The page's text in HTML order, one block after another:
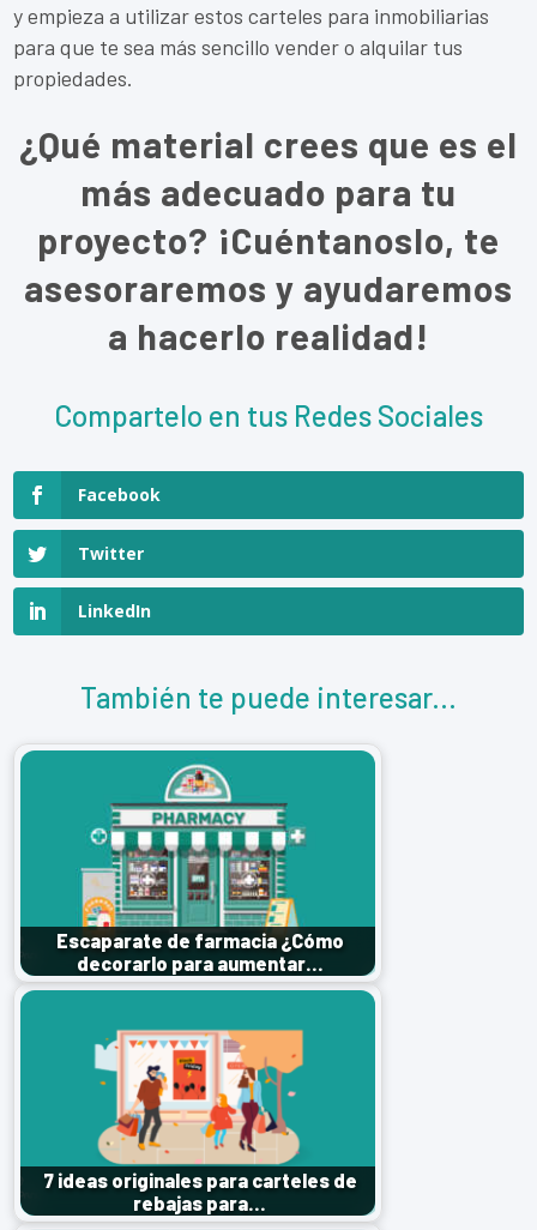
y empieza a utilizar estos carteles para inmobiliarias
para que te sea más sencillo vender o alquilar tus
propiedades.
¿Qué material crees que es el
más adecuado para tu
proyecto? ¡Cuéntanoslo, te
asesoraremos y ayudaremos
a hacerlo realidad!
Compartelo en tus Redes Sociales
Facebook
Twitter
LinkedIn
También te puede interesar...
Escaparate de farmacia ¿Cómo
decorarlo para aumentar…
7 ideas originales para carteles de
rebajas para…